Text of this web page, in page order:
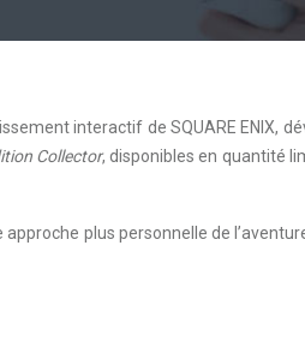
interactif de SQUARE ENIX,
Collector, disponibles en quantité
plus personnelle de